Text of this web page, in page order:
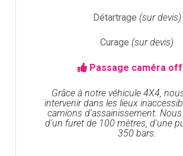
Détartrage (sur devis)
Curage (sur devis)
Passage caméra
Grâce à notre véhicule 4X4,
intervenir dans les lieux
camions d'assainissement.
d'un furet de 100 mètres, d'une
350 bars.